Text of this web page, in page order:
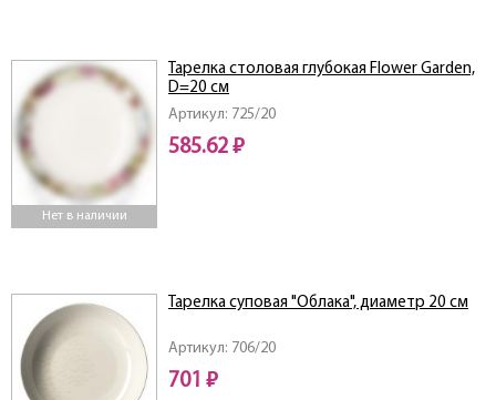
Нет в наличии
Артикул: 725/20
Тарелка столовая глубокая Flower Garden,
D=20 см
585.62 ₽
Артикул: 706/20
Тарелка суповая "Облака", диаметр 20 см
701 ₽